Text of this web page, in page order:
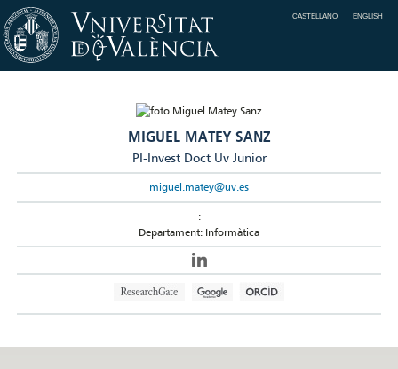
CASTELLANO ENGLISH
MIGUEL MATEY SANZ
PI-Invest Doct Uv Junior
miguel.matey@uv.es
:
Departament: Informàtica